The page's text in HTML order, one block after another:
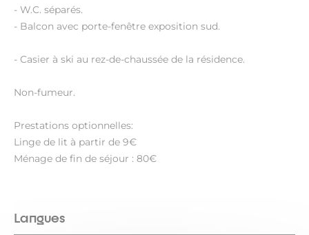
- W.C. séparés.
- Balcon avec porte-fenêtre exposition sud.
- Casier à ski au rez-de-chaussée de la résidence.
Non-fumeur.
Prestations optionnelles:
Linge de lit à partir de 9€
Ménage de fin de séjour : 80€
Langues